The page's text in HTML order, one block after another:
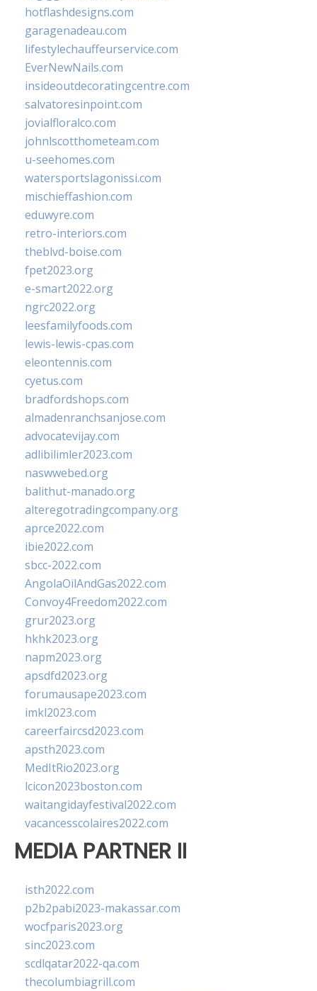
hotflashdesigns.com
garagenadeau.com
lifestylechauffeurservice.com
EverNewNails.com
insideoutdecoratingcentre.com
salvatoresinpoint.com
jovialfloralco.com
johnlscotthometeam.com
u-seehomes.com
watersportslagonissi.com
mischieffashion.com
eduwyre.com
retro-interiors.com
theblvd-boise.com
fpet2023.org
e-smart2022.org
ngrc2022.org
leesfamilyfoods.com
lewis-lewis-cpas.com
eleontennis.com
cyetus.com
bradfordshops.com
almadenranchsanjose.com
advocatevijay.com
adlibilimler2023.com
naswwebed.org
balithut-manado.org
alteregotradingcompany.org
aprce2022.com
ibie2022.com
sbcc-2022.com
AngolaOilAndGas2022.com
Convoy4Freedom2022.com
grur2023.org
hkhk2023.org
napm2023.org
apsdfd2023.org
forumausape2023.com
imkl2023.com
careerfaircsd2023.com
apsth2023.com
MedItRio2023.org
lcicon2023boston.com
waitangidayfestival2022.com
vacancesscolaires2022.com
MEDIA PARTNER II
isth2022.com
p2b2pabi2023-makassar.com
wocfparis2023.org
sinc2023.com
scdlqatar2022-qa.com
thecolumbiagrill.com